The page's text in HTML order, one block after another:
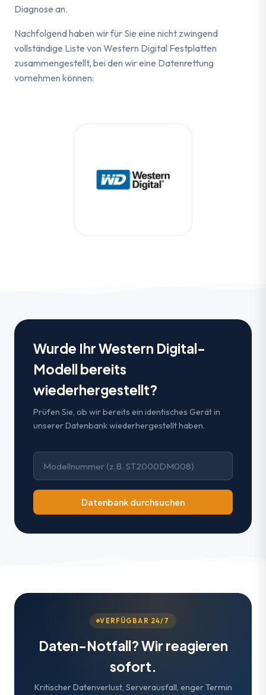
Diagnose an.
Nachfolgend haben wir für Sie eine nicht zwingend
vollständige Liste von Western Digital Festplatten
zusammengestellt, bei den wir eine Datenrettung
vornehmen können:
Wurde Ihr Western Digital-
Modell bereits
wiederhergestellt?
Prüfen Sie, ob wir bereits ein identisches Gerät in
unserer Datenbank wiederhergestellt haben.
Datenbank durchsuchen
VERFÜGBAR 24/7
Daten-Notfall? Wir reagieren
sofort.
Kritischer Datenverlust, Serverausfall, enger Termin